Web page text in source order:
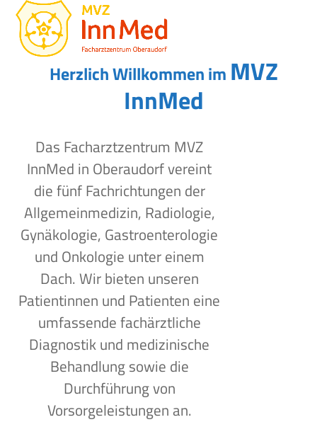
Skip
content
Open
mobile
menu
Close
mobile
menu
Herzlich Willkommen im MVZ
InnMed
Das Facharztzentrum MVZ
InnMed in Oberaudorf vereint
die fünf Fachrichtungen der
Allgemeinmedizin, Radiologie,
Gynäkologie, Gastroenterologie
und Onkologie unter einem
Dach. Wir bieten unseren
Patientinnen und Patienten eine
umfassende fachärztliche
Diagnostik und medizinische
Behandlung sowie die
Durchführung von
Vorsorgeleistungen an.